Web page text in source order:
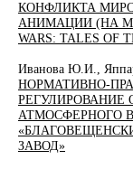
КОНФЛИКТА
АНИМАЦИИ (НА
WARS: TALES OF
Иванова Ю.И.,
НОРМАТИВНО-
РЕГУЛИРОВАНИЕ
АТМОСФЕРНОГО
ЗАВОД»